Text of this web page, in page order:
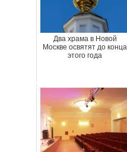
Два храма в Новой
Москве освятят до конца
этого года